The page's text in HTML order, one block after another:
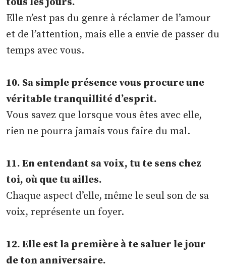
Elle n’est pas du genre à réclamer de l’amour
et de l’attention, mais elle a envie de passer du
temps avec vous.
10. Sa simple présence vous procure une
véritable tranquillité d’esprit.
Vous savez que lorsque vous êtes avec elle,
rien ne pourra jamais vous faire du mal.
11. En entendant sa voix, tu te sens chez
toi, où que tu ailles.
Chaque aspect d’elle, même le seul son de sa
voix, représente un foyer.
12. Elle est la première à te saluer le jour
de ton anniversaire.